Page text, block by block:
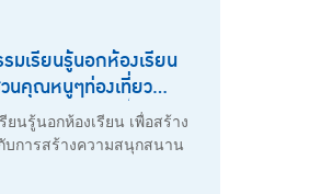
มเรียนรู้นอกห้องเรียน
นคุณหนูๆท่องเที่ยว
ระเทศไทย ณ ฟาร์ม
นรู้นอกห้องเรียน เพื่อสร้าง
การสร้างความสนุกสนาน